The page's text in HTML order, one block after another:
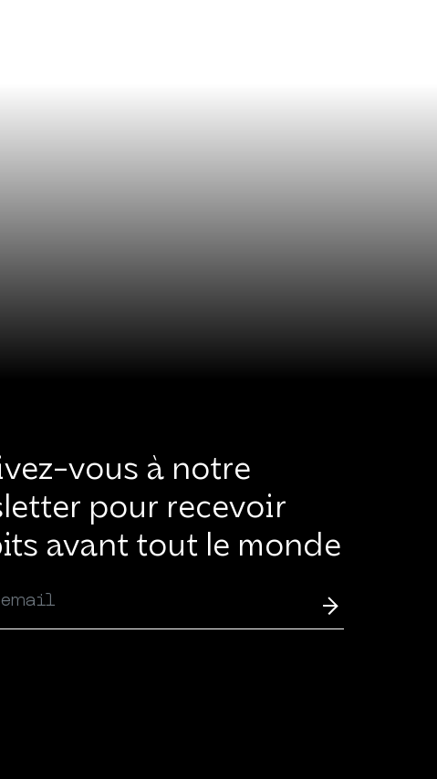
vous à notre
pour recevoir
avant tout le monde